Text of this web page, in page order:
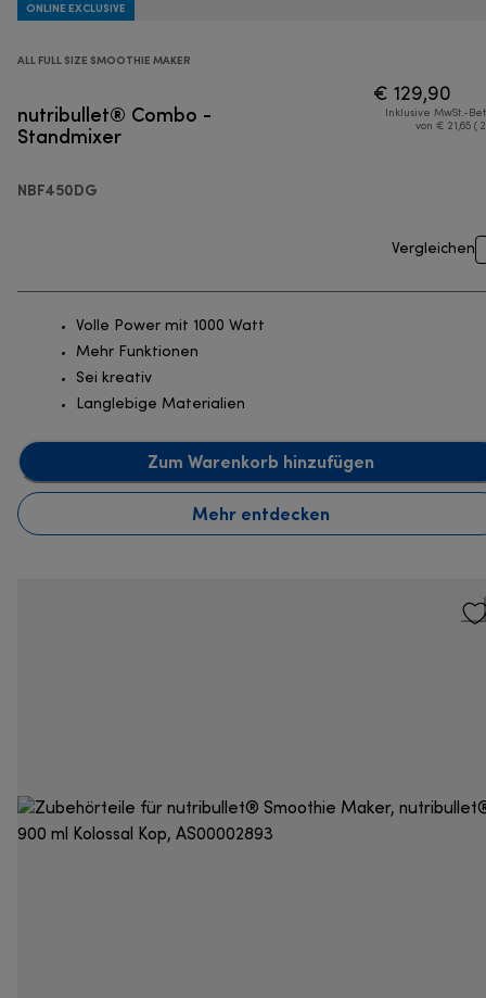
ONLINE EXCLUSIVE
ALL FULL SIZE SMOOTHIE MAKER
nutribullet® Combo -
Standmixer
NBF450DG
€ 129,90
Inklusive MwSt.-
von € 21,65 (
Vergleichen
Volle Power mit 1000 Watt
Mehr Funktionen
Sei kreativ
Langlebige Materialien
Zum Warenkorb hinzufügen
Mehr entdecken